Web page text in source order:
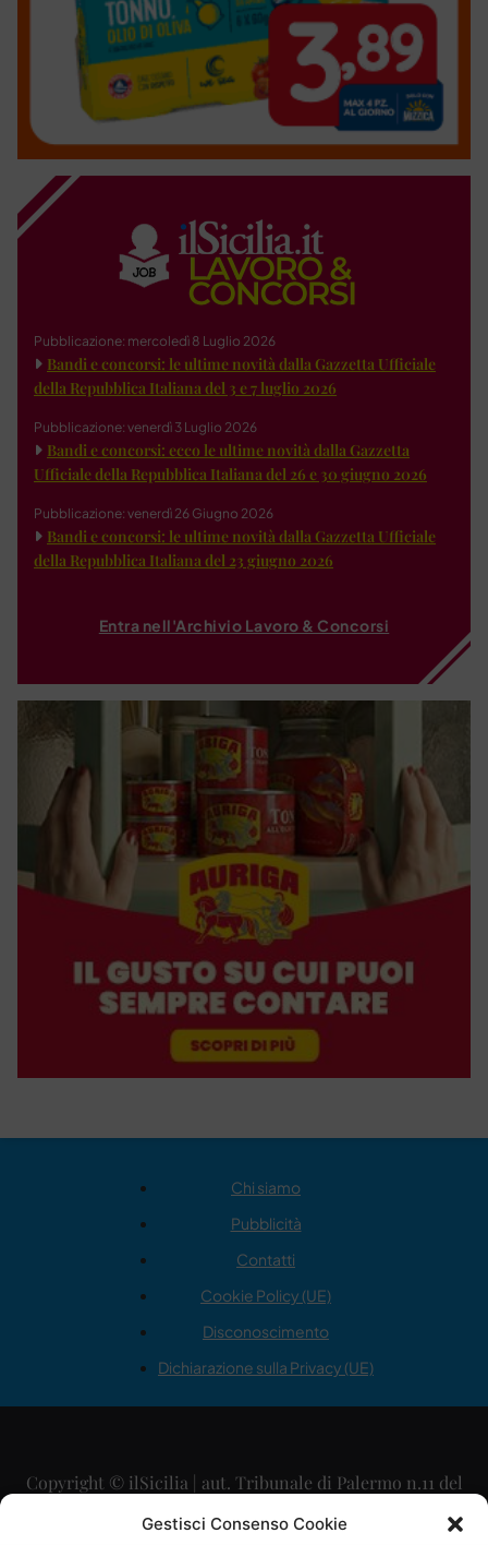
Gestisci Consenso Cookie
Pubblicazione: mercoledì 8 Luglio 2026
Bandi e concorsi: le ultime novità dalla Gazzetta Ufficiale
della Repubblica Italiana del 3 e 7 luglio 2026
Pubblicazione: venerdì 3 Luglio 2026
Bandi e concorsi: ecco le ultime novità dalla Gazzetta
Ufficiale della Repubblica Italiana del 26 e 30 giugno 2026
Pubblicazione: venerdì 26 Giugno 2026
Bandi e concorsi: le ultime novità dalla Gazzetta Ufficiale
della Repubblica Italiana del 23 giugno 2026
Entra nell'Archivio Lavoro & Concorsi
Chi siamo
Pubblicità
Contatti
Cookie Policy (UE)
Disconoscimento
Dichiarazione sulla Privacy (UE)
Copyright © ilSicilia | aut. Tribunale di Palermo n.11 del
29/09/2015